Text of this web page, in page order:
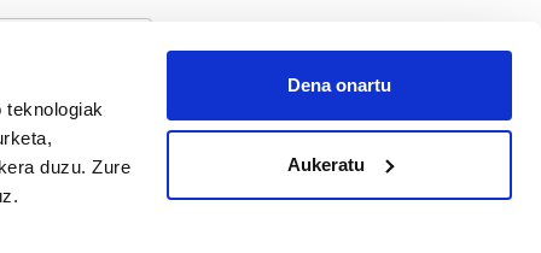
duzu. Zure
Dena onartu
Aukeratu